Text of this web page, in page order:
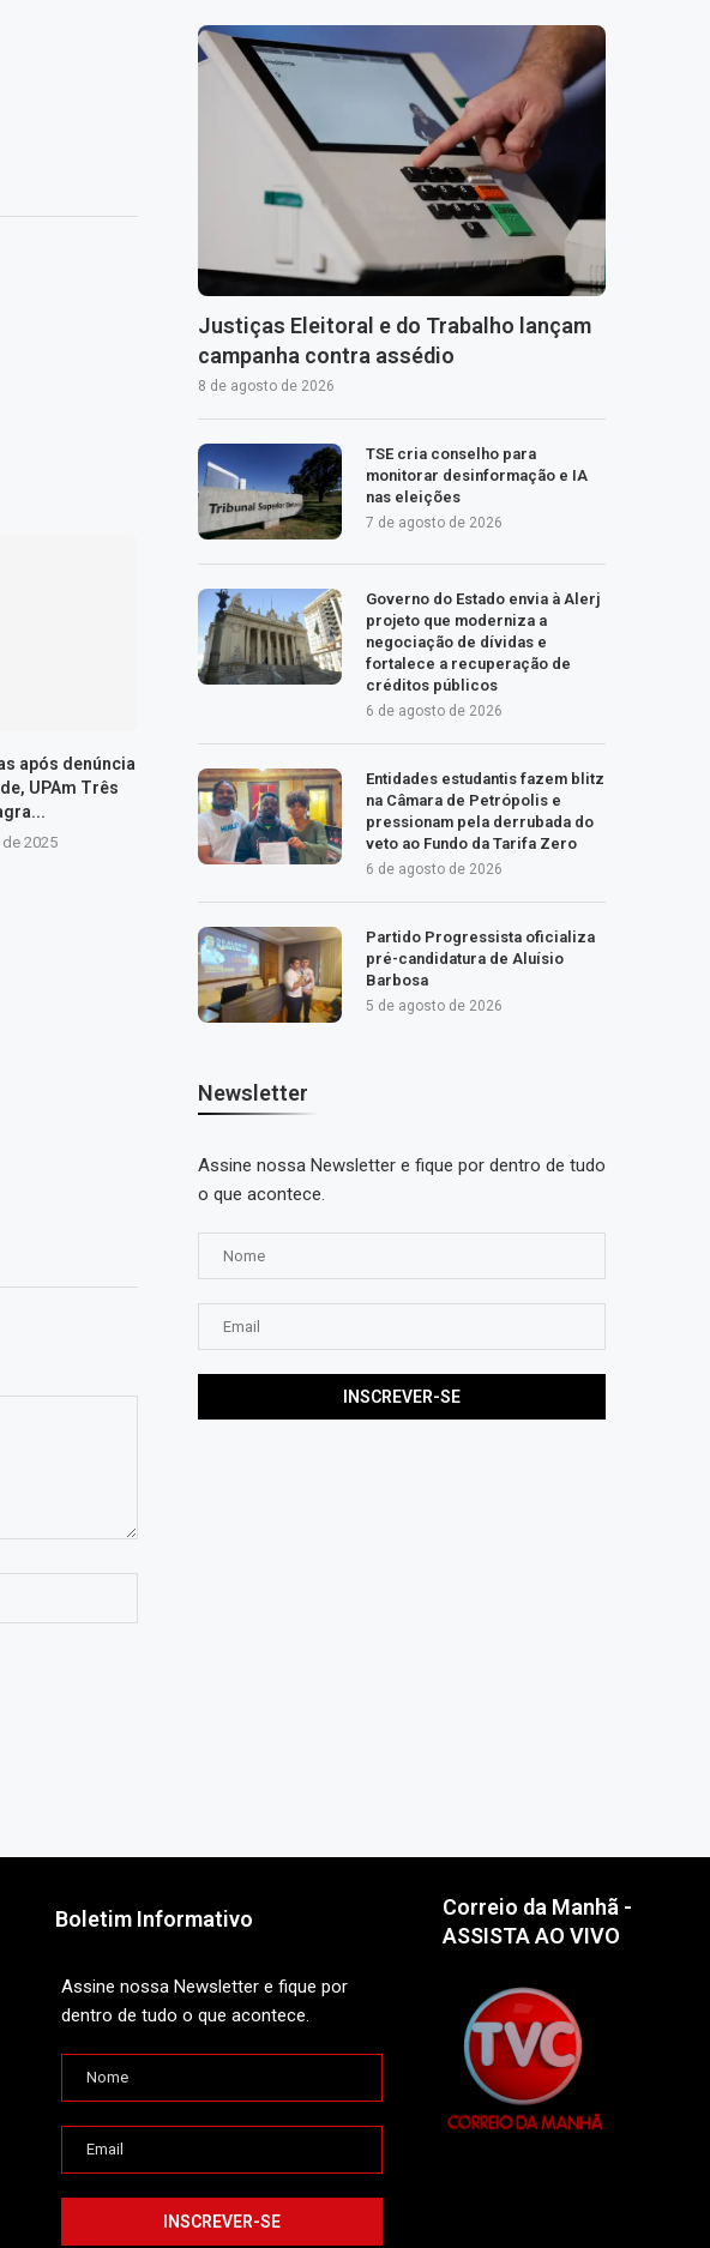
após denúncia
UPAm Três
2025
Justiças Eleitoral e do Trabalho lançam
campanha contra assédio
8 de agosto de 2026
TSE cria conselho para
monitorar desinformação e IA
nas eleições
7 de agosto de 2026
Governo do Estado envia à Alerj
projeto que moderniza a
negociação de dívidas e
fortalece a recuperação de
créditos públicos
6 de agosto de 2026
Entidades estudantis fazem blitz
na Câmara de Petrópolis e
pressionam pela derrubada do
veto ao Fundo da Tarifa Zero
6 de agosto de 2026
Partido Progressista oficializa
pré-candidatura de Aluísio
Barbosa
5 de agosto de 2026
Newsletter
Assine nossa Newsletter e fique por dentro de tudo
o que acontece.
Boletim Informativo
Assine nossa Newsletter e fique por
dentro de tudo o que acontece.
Correio da Manhã -
ASSISTA AO VIVO